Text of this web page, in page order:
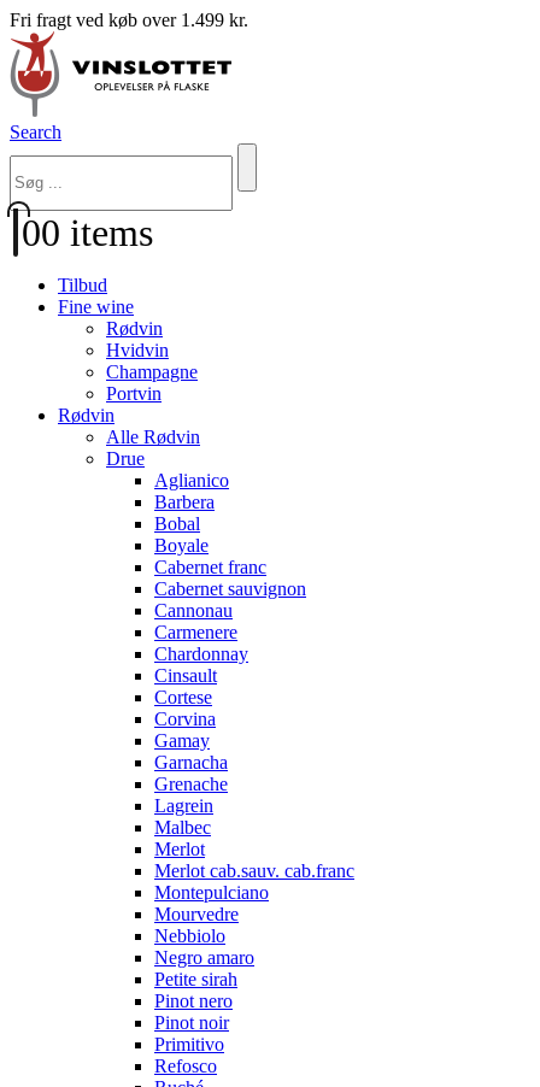
Fri fragt ved køb over 1.499 kr.
Search
00 items
Tilbud
Fine wine
Rødvin
Hvidvin
Champagne
Portvin
Rødvin
Alle Rødvin
Drue
Aglianico
Barbera
Bobal
Boyale
Cabernet franc
Cabernet sauvignon
Cannonau
Carmenere
Chardonnay
Cinsault
Cortese
Corvina
Gamay
Garnacha
Grenache
Lagrein
Malbec
Merlot
Merlot cab.sauv. cab.franc
Montepulciano
Mourvedre
Nebbiolo
Negro amaro
Petite sirah
Pinot nero
Pinot noir
Primitivo
Refosco